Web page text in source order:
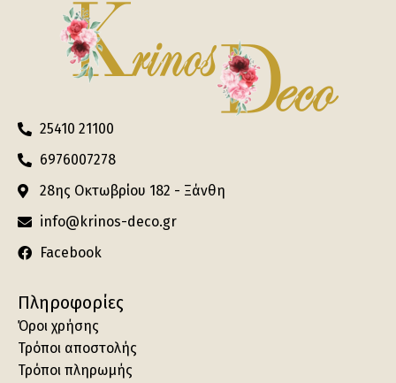
25410 21100
6976007278
28ης Οκτωβρίου 182 - Ξάνθη
info@krinos-deco.gr
Facebook
Πληροφορίες
Όροι χρήσης
Τρόποι αποστολής
Τρόποι πληρωμής